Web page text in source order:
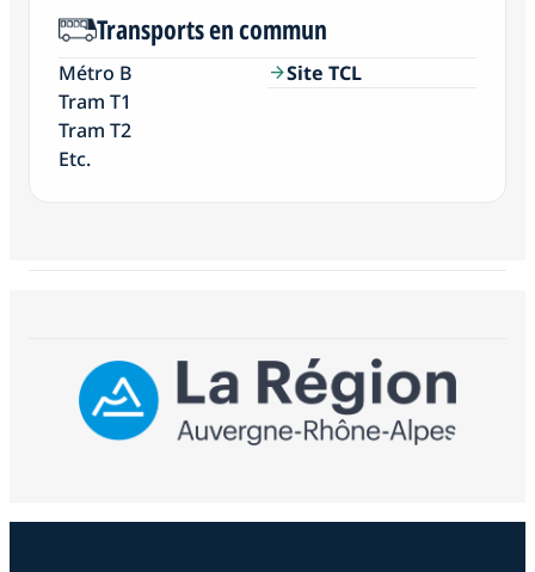
Transports en commun
Métro B
Tram T1
Tram T2
Etc.
arrow_forwardSite TCL